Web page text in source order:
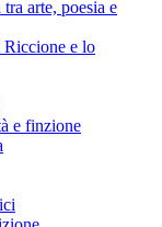
arte, poesia e
e lo
e finzione